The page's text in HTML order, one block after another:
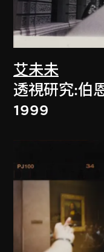
艾未未
透視研究:伯
1999